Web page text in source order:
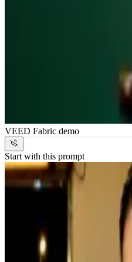
VEED Fabric demo
Start with this prompt